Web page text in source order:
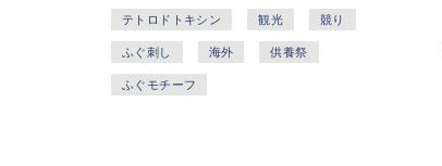
テトロドトキシン 観光 競り
ふぐ刺し 海外 供養祭
ふぐモチーフ